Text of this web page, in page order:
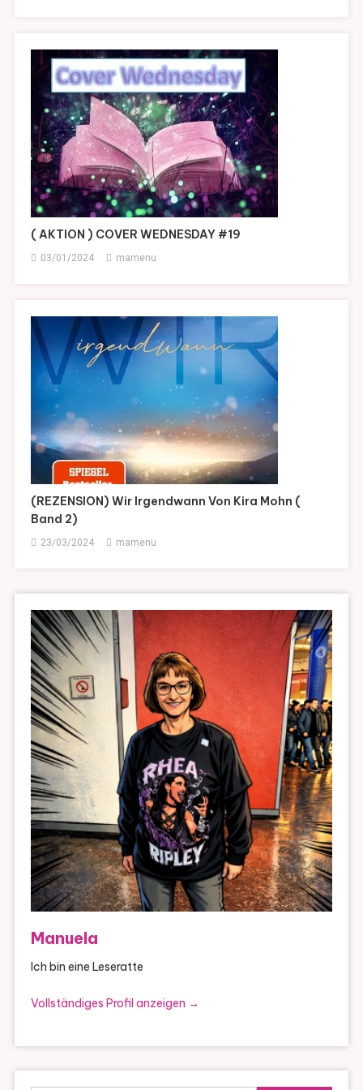
( AKTION ) COVER WEDNESDAY #19
03/01/2024 mamenu
(REZENSION) Wir Irgendwann Von Kira Mohn (
Band 2)
23/03/2024 mamenu
Manuela
Ich bin eine Leseratte
Vollständiges Profil anzeigen →